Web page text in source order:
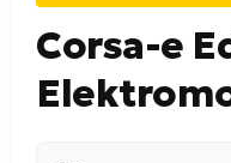
Corsa-e